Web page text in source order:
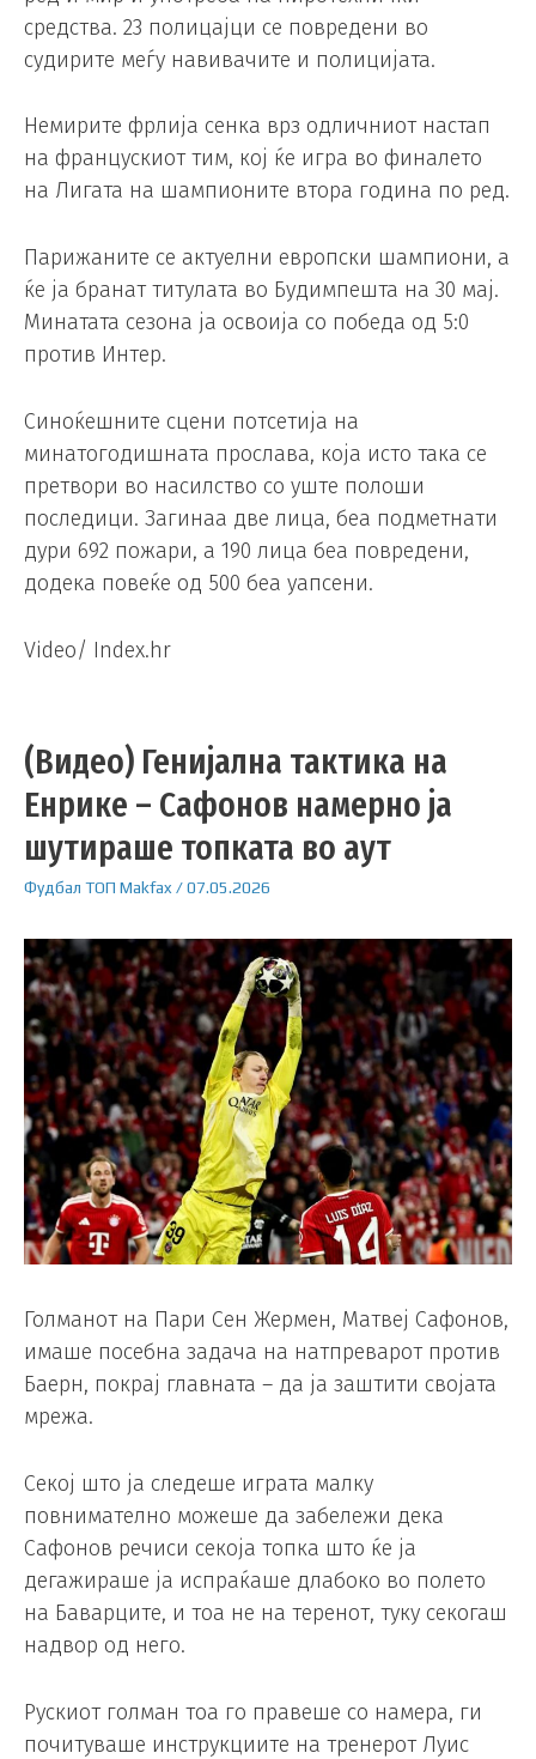
средства. 23 полицајци се повредени во
судирите меѓу навивачите и полицијата.
Немирите фрлија сенка врз одличниот настап
на францускиот тим, кој ќе игра во финалето
на Лигата на шампионите втора година по ред.
Парижаните се актуелни европски шампиони, а
ќе ја бранат титулата во Будимпешта на 30 мај.
Минатата сезона ја освоија со победа од 5:0
против Интер.
Синоќешните сцени потсетија на
минатогодишната прослава, која исто така се
претвори во насилство со уште полоши
последици. Загинаа две лица, беа подметнати
дури 692 пожари, а 190 лица беа повредени,
додека повеќе од 500 беа уапсени.
Video/ Index.hr
(Видео) Генијална тактика на
Енрике – Сафонов намерно ја
шутираше топката во аут
Фудбал ТОП Makfax/07.05.2026
Голманот на Пари Сен Жермен, Матвеј Сафонов,
имаше посебна задача на натпреварот против
Баерн, покрај главната – да ја заштити својата
мрежа.
Секој што ја следеше играта малку
повнимателно можеше да забележи дека
Сафонов речиси секоја топка што ќе ја
дегажираше ја испраќаше длабоко во полето
на Баварците, и тоа не на теренот, туку секогаш
надвор од него.
Рускиот голман тоа го правеше со намера, ги
почитуваше инструкциите на тренерот Луис